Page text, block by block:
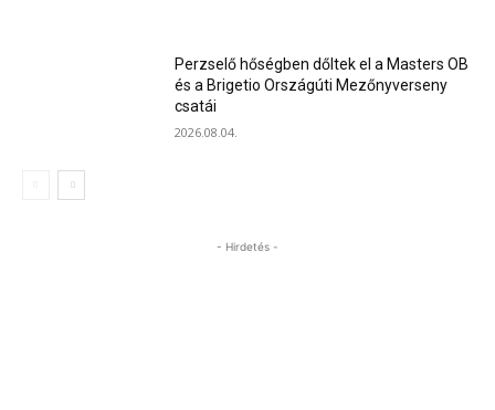
Perzselő hőségben dőltek el a Masters OB
és a Brigetio Országúti Mezőnyverseny
csatái
2026.08.04.
- Hirdetés -